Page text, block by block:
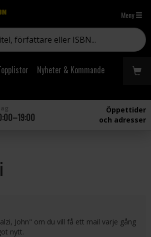
Meny
Nyheter & Kommande
Öppettider
och adresser
John" om du vill få ett mail varje gång
nytt.